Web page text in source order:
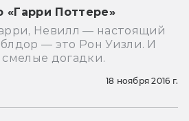
Поттере»
Невилл — настоящий
— это Рон Уизли. И
догадки.
18 ноября 2016 г.